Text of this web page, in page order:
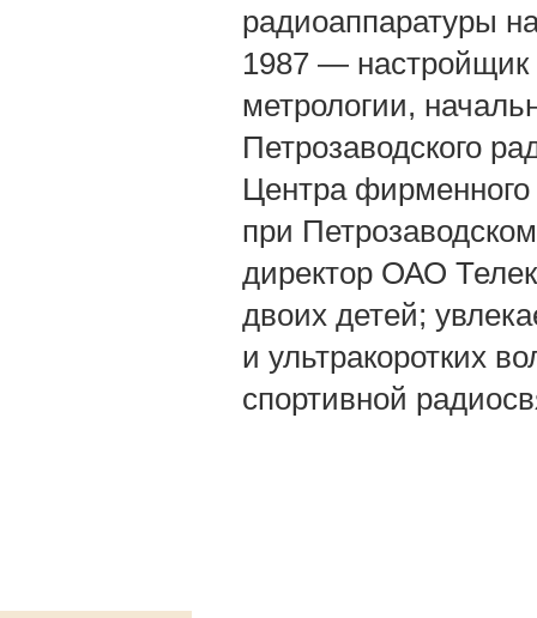
радиоаппаратуры
1987 — настройщик
метрологии,
Петрозаводского
Центра фирменного
при
директор ОАО
двоих детей;
и ультракоротких
спортивной